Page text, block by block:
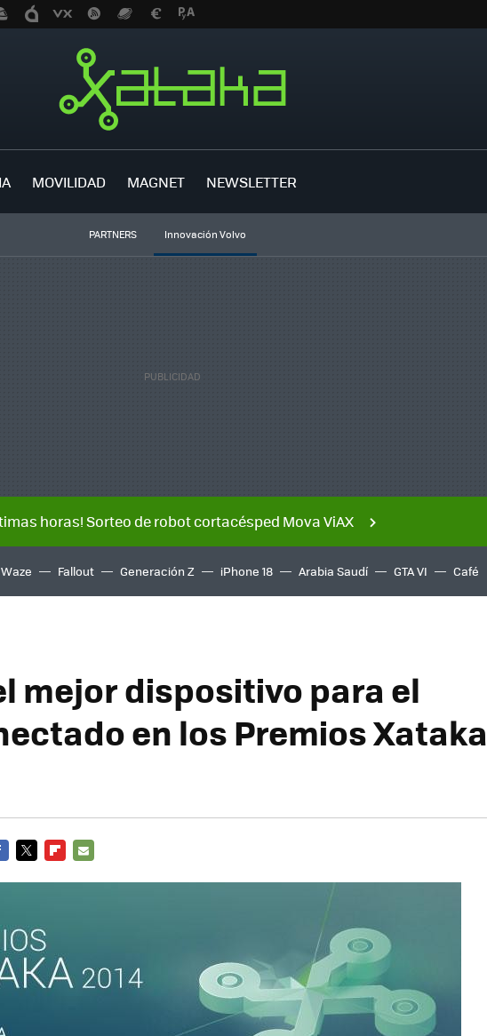
MOVILIDAD MAGNET NEWSLETTER
PARTNERS Innovación Volvo
horas! Sorteo de robot cortacésped Mova ViAX
Waze Fallout Generación Z iPhone 18 Arabia Saudí GTA VI Café
mejor dispositivo para el
en los Premios Xataka